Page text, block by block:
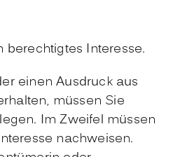
berechtigtes Interesse.
einen Ausdruck aus
müssen Sie
Im Zweifel müssen
nachweisen.